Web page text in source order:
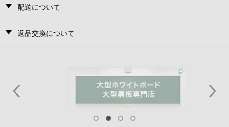
配送について
返品交換について